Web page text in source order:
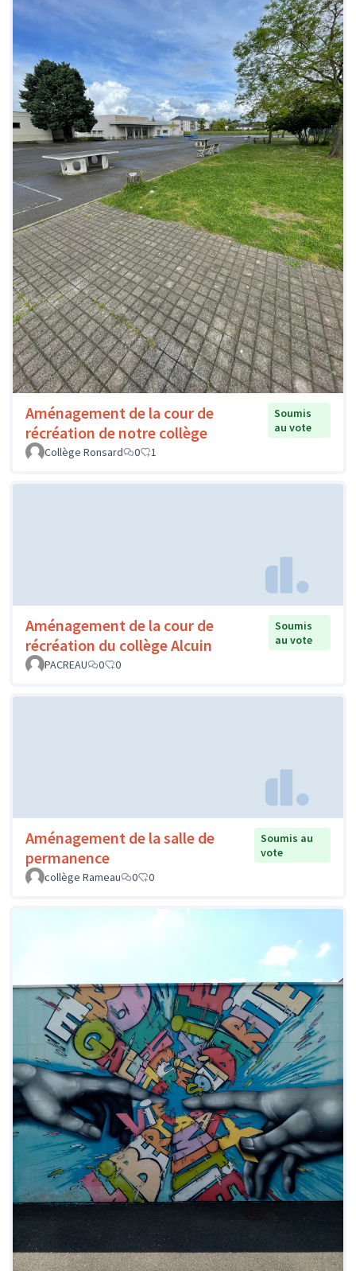
Aménagement de la cour de
récréation de notre collège
Soumis
au vote
Collège Ronsard
0 1
Aménagement de la cour de
récréation du collège Alcuin
Soumis
au vote
PACREAU
0 0
Aménagement de la salle de
permanence
Soumis au
vote
collège Rameau
0 0